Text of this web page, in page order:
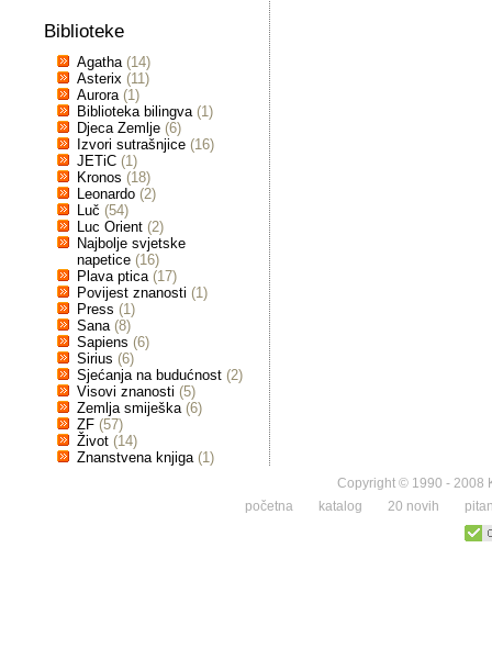
Biblioteke
Agatha (14)
Asterix (11)
Aurora (1)
Biblioteka bilingva (1)
Djeca Zemlje (6)
Izvori sutrašnjice (16)
JETiC (1)
Kronos (18)
Leonardo (2)
Luč (54)
Luc Orient (2)
Najbolje svjetske
napetice (16)
Plava ptica (17)
Povijest znanosti (1)
Press (1)
Sana (8)
Sapiens (6)
Sirius (6)
Sjećanja na budućnost (2)
Visovi znanosti (5)
Zemlja smiješka (6)
ZF (57)
Život (14)
Znanstvena knjiga (1)
Copyright © 1990 - 2008
početna
katalog 20 novih